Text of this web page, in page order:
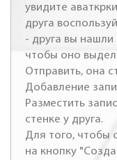
увидите
друга
- друга вы
чтобы оно
Отправить, она
Добавление
Разместить
стенке у друга.
Для того, чтобы
на кнопку